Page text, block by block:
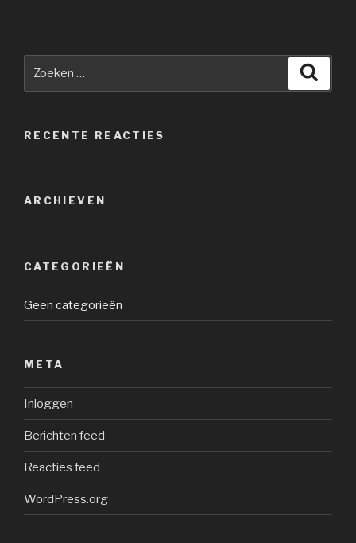
RECENTE REACTIES
ARCHIEVEN
CATEGORIEËN
Geen categorieën
META
Inloggen
Berichten feed
Reacties feed
WordPress.org